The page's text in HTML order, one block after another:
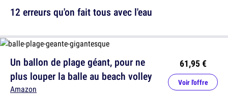
12 erreurs qu'on fait tous avec l'eau
Un ballon de plage géant, pour ne
plus louper la balle au beach volley
Amazon
61,95 €
Voir l'offre